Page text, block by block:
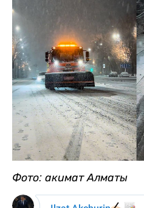
Фото: акимат Алматы